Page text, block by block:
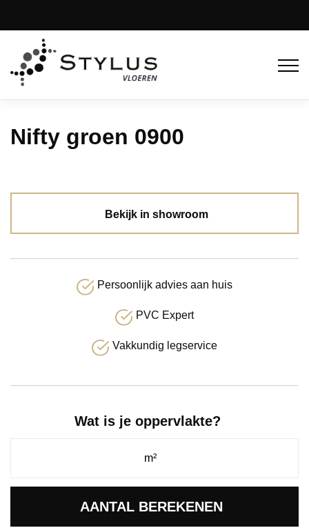
Nifty groen 0900
Bekijk in showroom
Persoonlijk advies aan huis
PVC Expert
Vakkundig legservice
Wat is je oppervlakte?
AANTAL BEREKENEN